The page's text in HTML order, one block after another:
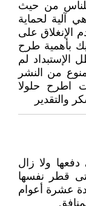
للناس من حيث
آلية لحماية
الإنغلاق على
بأهمية طرح
لم
من النشر
اطرح حلولا
والتقدير
دفعها ولا زال
قطر نفسها
عشرة أعوام